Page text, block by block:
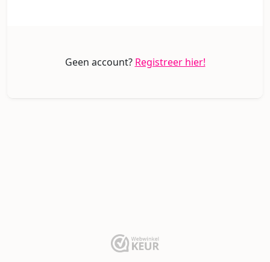
Geen account? Registreer hier!